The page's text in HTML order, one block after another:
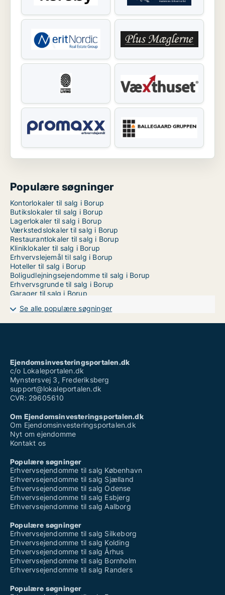
Populære søgninger
Kontorlokaler til salg i Borup
Butikslokaler til salg i Borup
Lagerlokaler til salg i Borup
Værkstedslokaler til salg i Borup
Restaurantlokaler til salg i Borup
Kliniklokaler til salg i Borup
Erhvervslejemål til salg i Borup
Hoteller til salg i Borup
Boligudlejningsejendomme til salg i Borup
Erhvervsgrunde til salg i Borup
Garager til salg i Borup
Se alle populære søgninger
Ejendomsinvesteringsportalen.dk
c/o Lokaleportalen.dk
Mynstersvej 3, Frederiksberg
support@lokaleportalen.dk
CVR: 29605610
Om Ejendomsinvesteringsportalen.dk
Om Ejendomsinvesteringsportalen.dk
Nyt om ejendomme
Kontakt os
Populære søgninger
Erhvervsejendomme til salg København
Erhvervsejendomme til salg Sjælland
Erhvervsejendomme til salg Odense
Erhvervsejendomme til salg Esbjerg
Erhvervsejendomme til salg Aalborg
Populære søgninger
Erhvervsejendomme til salg Silkeborg
Erhvervsejendomme til salg Kolding
Erhvervsejendomme til salg Århus
Erhvervsejendomme til salg Bornholm
Erhvervsejendomme til salg Randers
Populære søgninger